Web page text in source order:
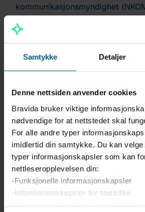
Samtykke Detaljer
Denne nettsiden anvender cookies
Bravida bruker viktige
nødvendige for at nettstedet skal
For alle andre typer
imidlertid din samtykke. Du kan
typer informasjonskapsler som kan
nettleseropplevelsen din:
-Funksjonelle informasjonskapsler
-Informasjonskapsler for statistikk
kommunikasjonsmyndighet
om hva definisjonene elektronisk
kommunikasjonsnett er, med
tolking av Norsk Elektroteknisk
opp mot sikkerhetsinstallasjoner.
Sigmund Eng fra Norsk
virke rundt NK 79 alarmsystemer.
Ignacio Morales Strømsnes fra
snakket om cybersikkerhet og
infrastruktur i bygg med fokus på
Bravida Fire & Security